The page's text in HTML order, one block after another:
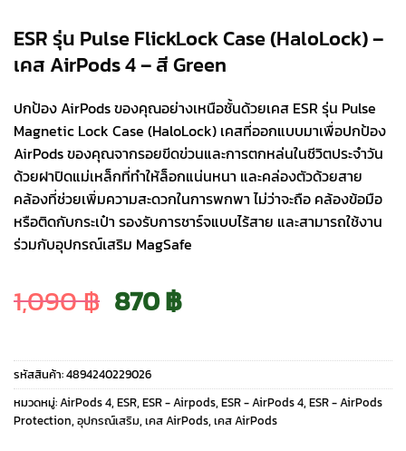
ESR รุ่น Pulse FlickLock Case (HaloLock) –
เคส AirPods 4 – สี Green
ปกป้อง AirPods ของคุณอย่างเหนือชั้นด้วยเคส ESR รุ่น Pulse
Magnetic Lock Case (HaloLock) เคสที่ออกแบบมาเพื่อปกป้อง
AirPods ของคุณจากรอยขีดข่วนและการตกหล่นในชีวิตประจำวัน
ด้วยฝาปิดแม่เหล็กที่ทำให้ล็อกแน่นหนา และคล่องตัวด้วยสาย
คล้องที่ช่วยเพิ่มความสะดวกในการพกพา ไม่ว่าจะถือ คล้องข้อมือ
หรือติดกับกระเป๋า รองรับการชาร์จแบบไร้สาย และสามารถใช้งาน
ร่วมกับอุปกรณ์เสริม MagSafe
1,090฿ Original
price
was:
870฿Current
price
is:
รหัสสินค้า:4894240229026
หมวดหมู่:AirPods 4, ESR, ESR - Airpods, ESR - AirPods 4, ESR - AirPods
Protection, อุปกรณ์เสริม, เคส AirPods, เคส AirPods